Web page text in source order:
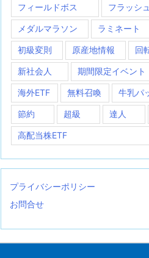
フィールドボス フラッシ
メダルマラソン ラミネート
初級変則 原産地情報 回
新社会人 期間限定イベント
海外ETF 無料召喚 牛乳パ
節約 超級 達人
高配当株ETF
プライバシーポリシー
お問合せ